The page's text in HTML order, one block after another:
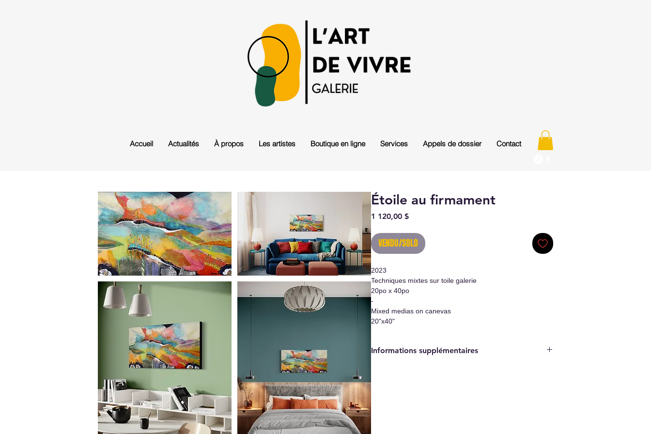
Accueil Actualités À propos Les artistes Boutique en ligne Services Appels de dossier Contact
Étoile au firmament
1 120,00 $Prix
VENDU/SOLD
2023
Techniques mixtes sur toile galerie
20po x 40po
-
Mixed medias on canevas
20"x40"
Informations supplémentaires